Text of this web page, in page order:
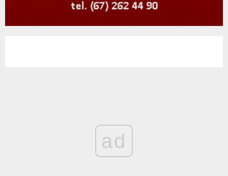
ad